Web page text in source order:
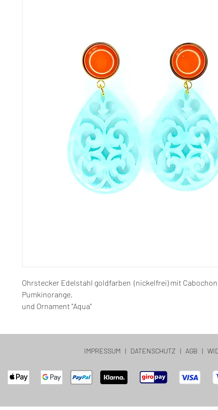
Ohrstecker Edelstahl goldfarben (nickelfrei) mit
Pumkinorange,
und Ornament "Aqua"
IMPRESSUM | DATENSCHUTZ | AGB |